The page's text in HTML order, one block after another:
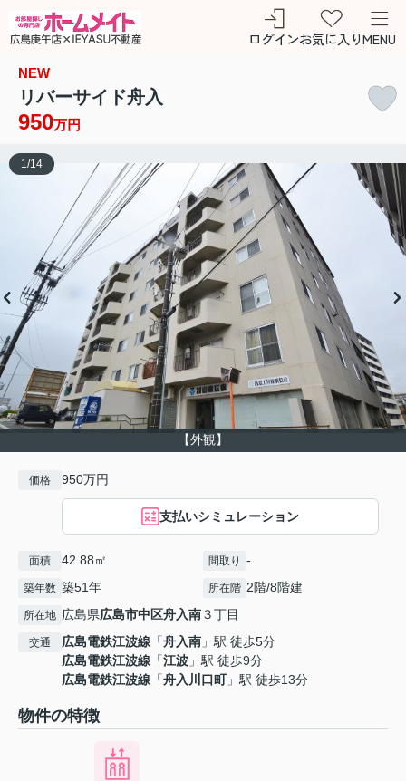
ログインお気に入りMENU
NEW
リバーサイド舟入
950万円
【外観】
1 /14
価格 950万円
支払いシミュレーション
面積 42.88㎡ 間取り -
築年数 築51年 所在階 2階/8階建
所在地 広島県広島市中区舟入南３丁目
交通 広島電鉄江波線 「舟入南 」駅 徒歩5分
広島電鉄江波線 「江波 」駅 徒歩9分
広島電鉄江波線 「舟入川口町」駅 徒歩13分
物件の特徴